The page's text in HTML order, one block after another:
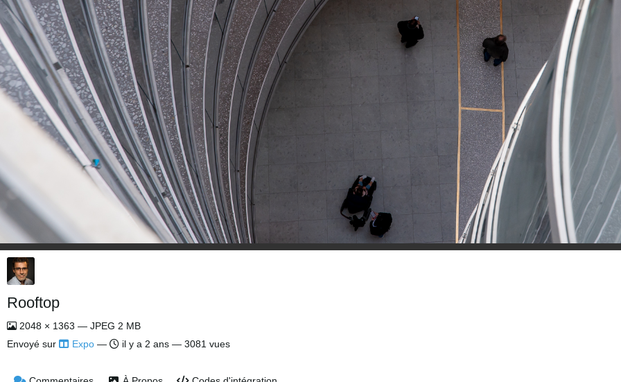
Rooftop
2048 × 1363 — JPEG 2 MB
Envoyé sur
Expo — il y a 2 ans — 3081 vues